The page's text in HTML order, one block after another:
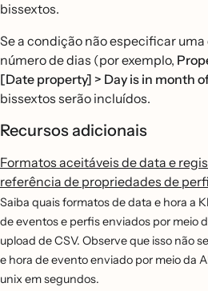
bissextos.
Se a condição não especificar
número de dias (por exemplo,
[Date property] > Day is in month
bissextos serão incluídos.
Recursos adicionais
Formatos aceitáveis de data e
referência de propriedades de
Saiba quais formatos de data e hora a
de eventos e perfis enviados por meio
upload de CSV. Observe que isso não
e hora de evento enviado por meio da
unix em segundos.